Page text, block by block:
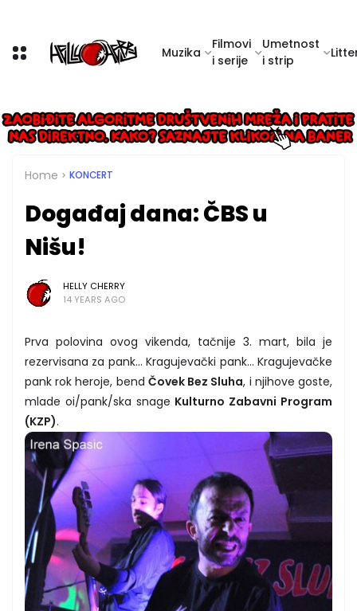
Muzika
Filmovi
i serije
Umetnost
i strip
Home KONCERT
Događaj dana: ČBS u
Nišu!
HELLY CHERRY
14 YEARS AGO
Prva polovina ovog vikenda, tačnije 3. mart, bila je
rezervisana za pank... Kragujevački pank... Kragujevačke
pank rok heroje, bend Čovek Bez Sluha, i njihove goste,
mlade oi/pank/ska snage Kulturno Zabavni Program
(KZP).